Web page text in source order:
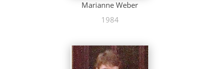
Marianne Weber
1984